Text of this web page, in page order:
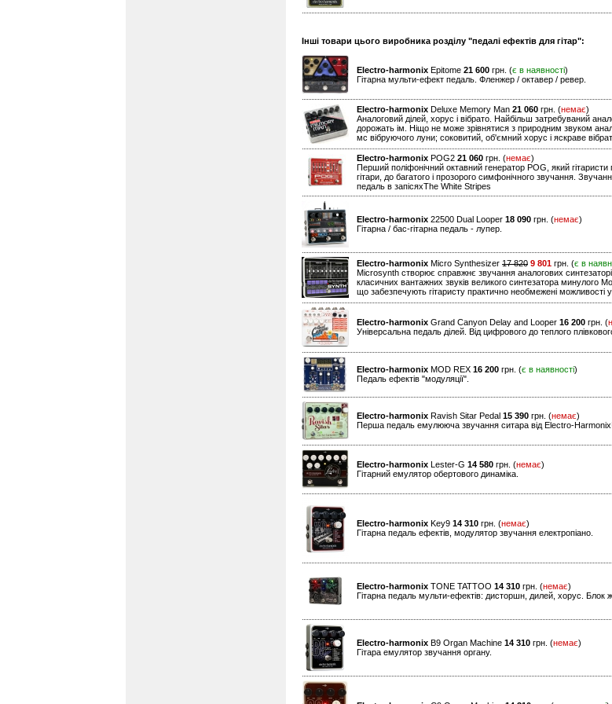
Інші товари цього виробника розділу "педалі ефектів для гітар":
Electro-harmonix Epitome 21 600 грн. (є в наявності)
Гітарна мульти-ефект педаль. Фленжер / октавер / ревер.
Electro-harmonix Deluxe Memory Man 21 060 грн. (немає)
Аналоговий ділей, хорус і вібрато. Найбільш затребуваний
дорожать ім. Ніщо не може зрівнятися з природним звуком
мс вібруючого луни; соковитий, об'ємний хорус і яскраве
Electro-harmonix POG2 21 060 грн. (немає)
Перший поліфонічний октавний генератор POG, який
гітари, до багатого і прозорого симфонічного звучання.
педаль в запісяхThe White Stripes
Electro-harmonix 22500 Dual Looper 18 090 грн. (немає)
Гітарна / бас-гітарна педаль - лупер.
Electro-harmonix Micro Synthesizer 17 820 9 801 грн. (є в
Microsynth створює справжнє звучання аналогових
класичних вантажних звуків великого синтезатора минулого
що забезпечують гітаристу практично необмежені можливості
Electro-harmonix Grand Canyon Delay and Looper 16 200 грн. (
Універсальна педаль ділей. Від цифрового до теплого
Electro-harmonix MOD REX 16 200 грн. (є в наявності)
Педаль ефектів "модуляції".
Electro-harmonix Ravish Sitar Pedal 15 390 грн. (немає)
Перша педаль емулююча звучання ситара від Electro-Harmonix!
Electro-harmonix Lester-G 14 580 грн. (немає)
Гітарний емулятор обертового динаміка.
Electro-harmonix Key9 14 310 грн. (немає)
Гітарна педаль ефектів, модулятор звучання електропіано.
Electro-harmonix TONE TATTOO 14 310 грн. (немає)
Гітарна педаль мульти-ефектів: дисторшн, дилей, хорус. Блок
Electro-harmonix B9 Organ Machine 14 310 грн. (немає)
Гітара емулятор звучання органу.